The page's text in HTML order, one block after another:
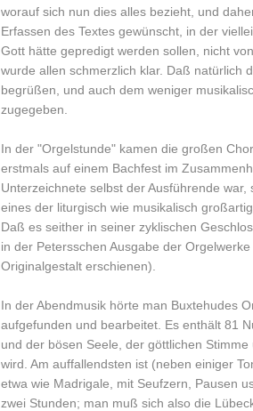
worauf sich nun dies alles bezieht, und
Erfassen des Textes gewünscht, in der
Gott hätte gepredigt werden sollen, nicht
wurde allen schmerzlich klar. Daß natürlich
begrüßen, und auch dem weniger
zugegeben.
In der "Orgelstunde" kamen die großen
erstmals auf einem Bachfest im
Unterzeichnete selbst der Ausführende
eines der liturgisch wie musikalisch
Daß es seither in seiner zyklischen
in der Petersschen Ausgabe der
Originalgestalt erschienen).
In der Abendmusik hörte man Buxtehudes
aufgefunden und bearbeitet. Es enthält 81
und der bösen Seele, der göttlichen
wird. Am auffallendsten ist (neben einiger
etwa wie Madrigale, mit Seufzern, Pausen
zwei Stunden; man muß sich also die